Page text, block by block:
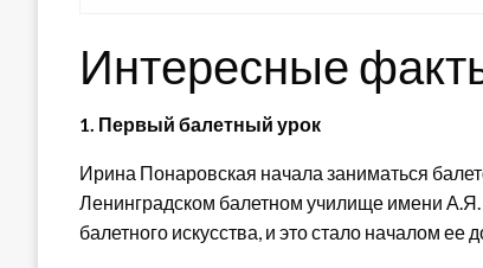
Интересные
1. Первый балетный урок
Ирина Понаровская начала заниматься
Ленинградском балетном училище имени
балетного искусства, и это стало началом ее